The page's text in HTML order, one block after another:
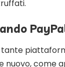
tante
nuovo, come